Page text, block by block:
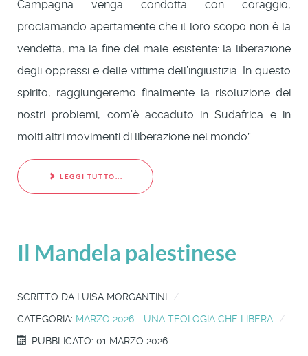
Campagna venga condotta con coraggio,
proclamando apertamente che il loro scopo non è la
vendetta, ma la fine del male esistente: la liberazione
degli oppressi e delle vittime dell’ingiustizia. In questo
spirito, raggiungeremo finalmente la risoluzione dei
nostri problemi, com’è accaduto in Sudafrica e in
molti altri movimenti di liberazione nel mondo”.
LEGGI TUTTO...
Il Mandela palestinese
SCRITTO DA LUISA MORGANTINI
CATEGORIA: MARZO 2026 - UNA TEOLOGIA CHE LIBERA
PUBBLICATO: 01 MARZO 2026